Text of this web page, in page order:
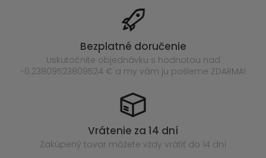
Bezplatné doručenie
Uskutočnite objednávku s hodnotou nad
-0.23809523809524 € a my vám ju pošleme ZDARMA!
Vrátenie za 14 dní
Zakúpený tovar môžete vždy vrátiť do 14 dní